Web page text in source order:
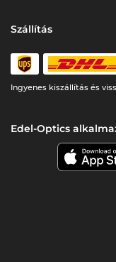
Szállítás
Ingyenes kiszállítás és
Edel-Optics